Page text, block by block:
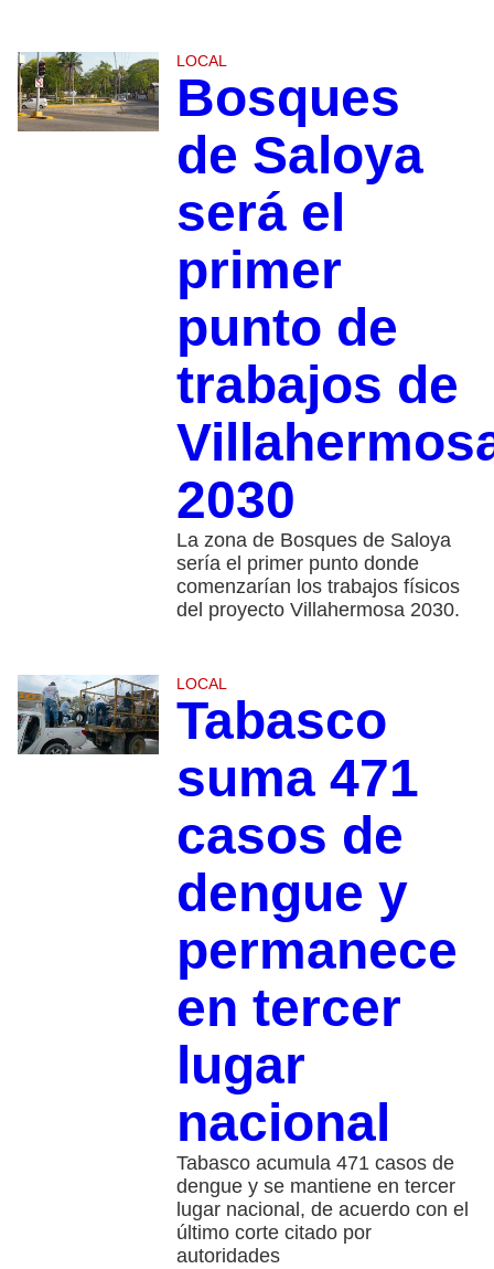
LOCAL
Bosques
de Saloya
será el
primer
punto de
trabajos de
2030
La zona de Bosques de Saloya
sería el primer punto donde
comenzarían los trabajos físicos
del proyecto Villahermosa 2030.
LOCAL
Tabasco
suma 471
casos de
dengue y
permanece
en tercer
lugar
nacional
Tabasco acumula 471 casos de
dengue y se mantiene en tercer
lugar nacional, de acuerdo con el
último corte citado por
autoridades